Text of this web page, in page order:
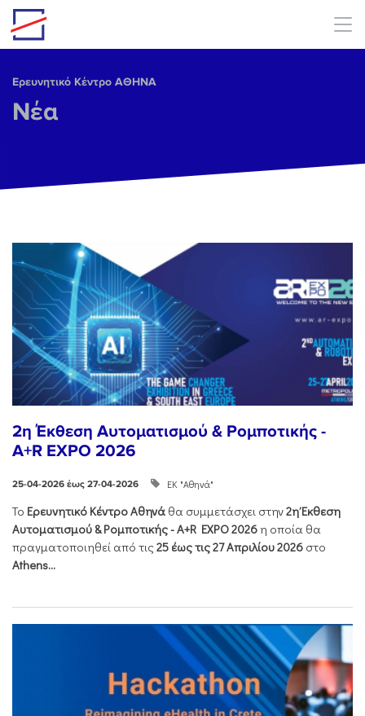
Skip to main content
Ερευνητικό Κέντρο ΑΘΗΝΑ
Νέα
2η Έκθεση Αυτοματισμού & Ρομποτικής -
A+R EXPO 2026
25-04-2026 έως 27-04-2026 ΕΚ "Αθηνά"
Το Ερευνητικό Κέντρο Αθηνά θα συμμετάσχει στην2η Έκθεση
Αυτοματισμού & Ρομποτικής - Α+R EXPO 2026 η οποία θα
πραγματοποιηθεί από τις25 έως τις 27 Απριλίου 2026 στο
Athens...